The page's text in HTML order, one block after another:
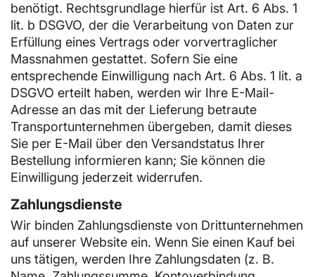
benötigt. Rechtsgrundlage hierfür ist Art. 6 Abs. 1
lit. b DSGVO, der die Verarbeitung von Daten zur
Erfüllung eines Vertrags oder vorvertraglicher
Massnahmen gestattet. Sofern Sie eine
entsprechende Einwilligung nach Art. 6 Abs. 1 lit. a
DSGVO erteilt haben, werden wir Ihre E-Mail-
Adresse an das mit der Lieferung betraute
Transportunternehmen übergeben, damit dieses
Sie per E-Mail über den Versandstatus Ihrer
Bestellung informieren kann; Sie können die
Einwilligung jederzeit widerrufen.
Zahlungsdienste
Wir binden Zahlungsdienste von Drittunternehmen
auf unserer Website ein. Wenn Sie einen Kauf bei
uns tätigen, werden Ihre Zahlungsdaten (z. B.